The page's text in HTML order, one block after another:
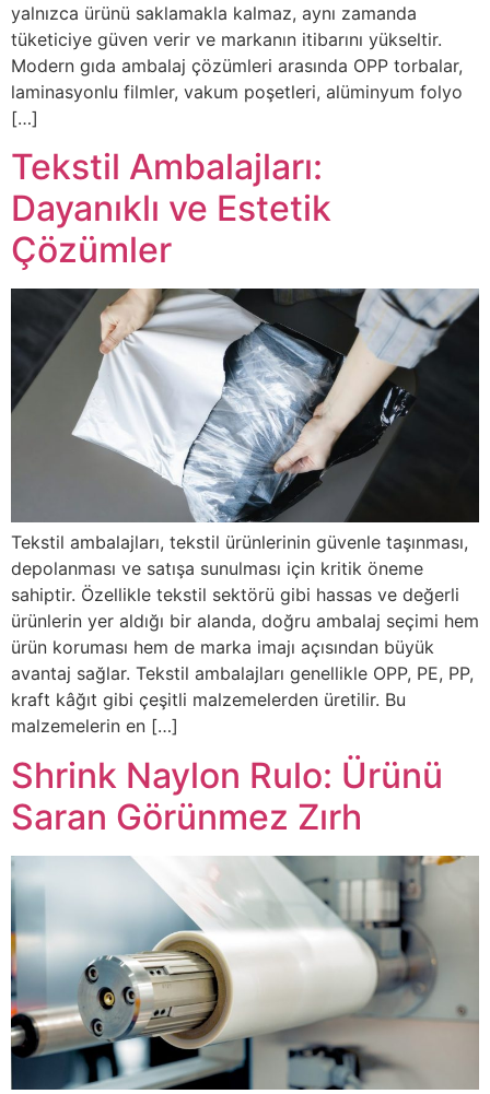
yalnızca ürünü saklamakla kalmaz, aynı zamanda
tüketiciye güven verir ve markanın itibarını yükseltir.
Modern gıda ambalaj çözümleri arasında OPP torbalar,
laminasyonlu filmler, vakum poşetleri, alüminyum folyo
[…]
Tekstil Ambalajları:
Dayanıklı ve Estetik
Çözümler
Tekstil ambalajları, tekstil ürünlerinin güvenle taşınması,
depolanması ve satışa sunulması için kritik öneme
sahiptir. Özellikle tekstil sektörü gibi hassas ve değerli
ürünlerin yer aldığı bir alanda, doğru ambalaj seçimi hem
ürün koruması hem de marka imajı açısından büyük
avantaj sağlar. Tekstil ambalajları genellikle OPP, PE, PP,
kraft kâğıt gibi çeşitli malzemelerden üretilir. Bu
malzemelerin en […]
Shrink Naylon Rulo: Ürünü
Saran Görünmez Zırh